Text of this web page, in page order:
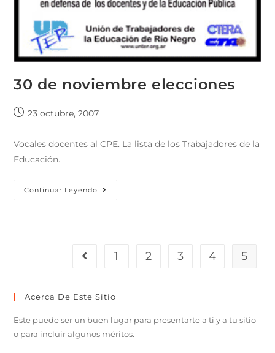
30 de noviembre elecciones
23 octubre, 2007
Vocales docentes al CPE. La lista de los Trabajadores de la
Educación.
Continuar Leyendo
1 2 3 4 5
Acerca De Este Sitio
Este puede ser un buen lugar para presentarte a ti y a tu sitio
o para incluir algunos méritos.